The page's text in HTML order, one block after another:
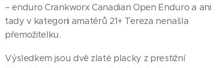
– enduro Crankworx Canadian Open Enduro a ani
tady v kategorii amatérů 21+ Tereza nenašla
přemožitelku.
Výsledkem jsou dvě zlaté placky z prestižní
23.07.2026
14.07.2026
JESENÍK |
skvělé,